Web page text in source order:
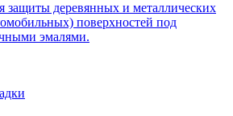
защиты деревянных и металлических
поверхностей под
эмалями.